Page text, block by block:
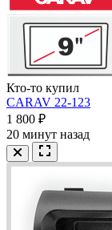
Кто-то купил
CARAV 22-123
1 800 ₽
20 минут назад